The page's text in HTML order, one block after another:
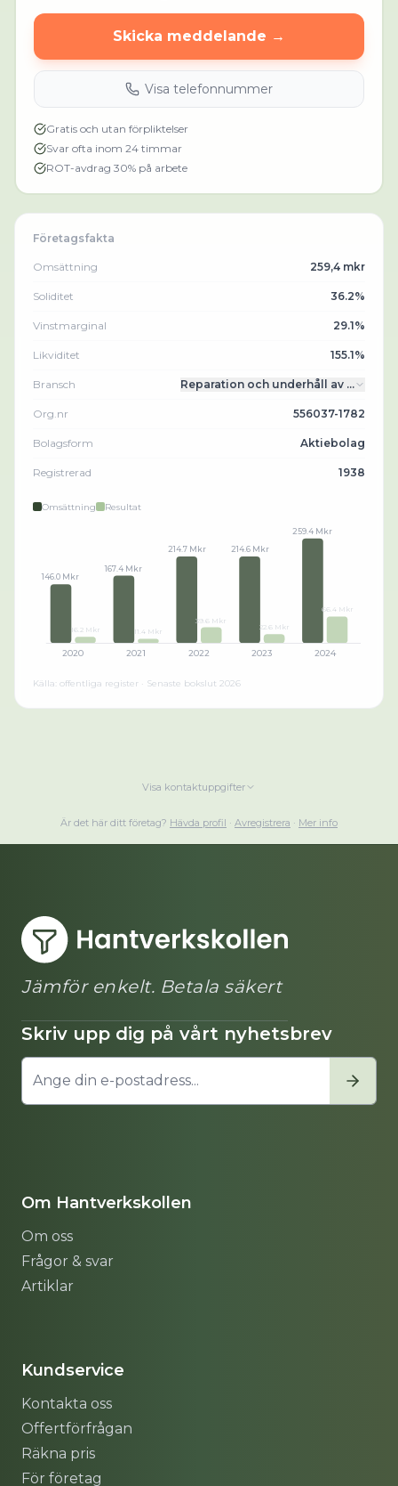
Skicka meddelande →
Visa telefonnummer
Gratis och utan förpliktelser
Svar ofta inom 24 timmar
ROT-avdrag 30% på arbete
Företagsfakta
Omsättning 259,4 mkr
Soliditet 36.2%
Vinstmarginal 29.1%
Likviditet 155.1%
Bransch Reparation och underhåll av …
Org.nr 556037-1782
Bolagsform Aktiebolag
Registrerad 1938
Omsättning Resultat
146.0 Mkr
16.2 Mkr
2020
167.4 Mkr
11.4 Mkr
2021
214.7 Mkr
39.6 Mkr
2022
214.6 Mkr
22.6 Mkr
2023
259.4 Mkr
66.4 Mkr
2024
Källa: offentliga register · Senaste bokslut 2026
Visa kontaktuppgifter
Är det här ditt företag? Hävda profil · Avregistrera · Mer info
Jämför enkelt. Betala säkert
Skriv upp dig på vårt nyhetsbrev
Om Hantverkskollen
Om oss
Frågor & svar
Artiklar
Kundservice
Kontakta oss
Offertförfrågan
Räkna pris
För företag